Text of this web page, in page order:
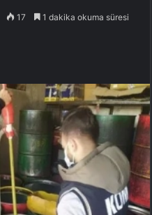
17 1 dakika okuma süresi